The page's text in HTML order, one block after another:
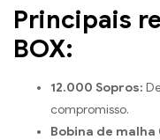
Principais
BOX:
12.000 Sopros:
compromisso.
Bobina de malha